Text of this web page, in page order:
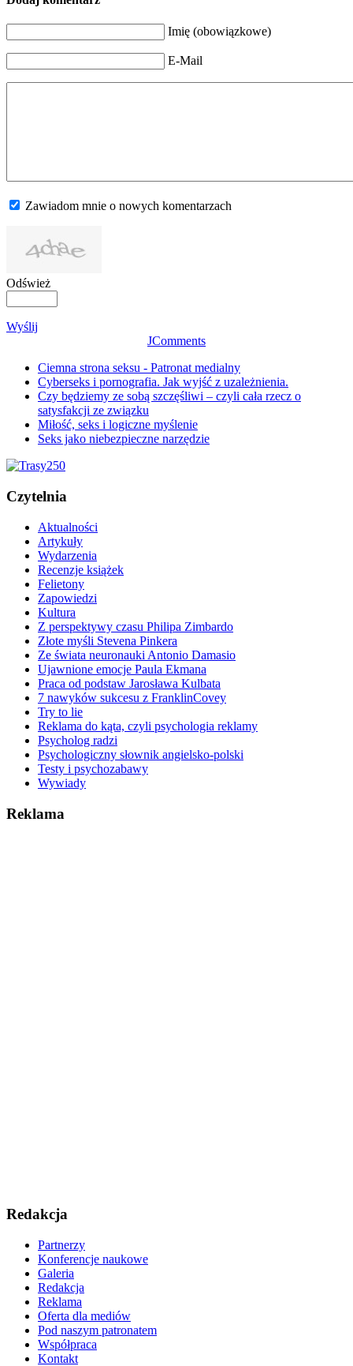
Imię (obowiązkowe)
E-Mail
Zawiadom mnie o nowych komentarzach
Odśwież
Wyślij
JComments
Ciemna strona seksu - Patronat medialny
Cyberseks i pornografia. Jak wyjść z uzależnienia.
Czy będziemy ze sobą szczęśliwi – czyli cała rzecz o
satysfakcji ze związku
Miłość, seks i logiczne myślenie
Seks jako niebezpieczne narzędzie
Czytelnia
Aktualności
Artykuły
Wydarzenia
Recenzje książek
Felietony
Zapowiedzi
Kultura
Z perspektywy czasu Philipa Zimbardo
Złote myśli Stevena Pinkera
Ze świata neuronauki Antonio Damasio
Ujawnione emocje Paula Ekmana
Praca od podstaw Jarosława Kulbata
7 nawyków sukcesu z FranklinCovey
Try to lie
Reklama do kąta, czyli psychologia reklamy
Psycholog radzi
Psychologiczny słownik angielsko-polski
Testy i psychozabawy
Wywiady
Reklama
Redakcja
Partnerzy
Konferencje naukowe
Galeria
Redakcja
Reklama
Oferta dla mediów
Pod naszym patronatem
Współpraca
Kontakt